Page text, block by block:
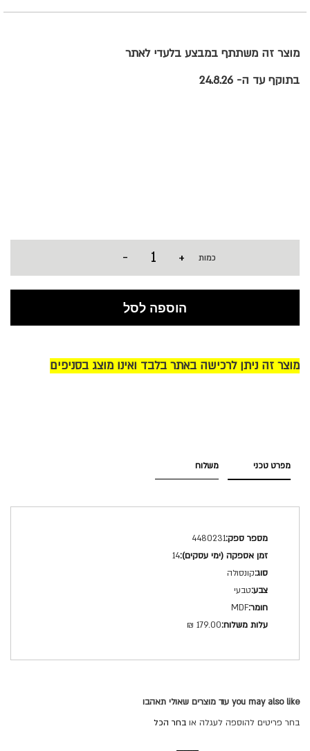
מוצר זה משתתף במבצע בלעדי לאתר
בתוקף עד ה- 24.8.26
כמות +
-
הוספה לסל
מוצר זה ניתן לרכישה באתר בלבד ואינו מוצג בסניפים
מפרט טכני
מפרט
טכני
4480231
14
קונסולה
טבעי
MDF
179.00 ₪
משלוח
you may also like עוד מוצרים שאולי תאהבו
בחר פריטים להוספה לעגלה או בחר הכל